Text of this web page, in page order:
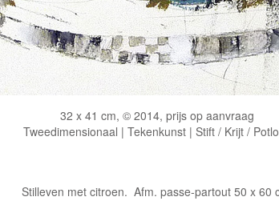
32 x 41 cm, © 2014, prijs op aanvraag
Tweedimensionaal | Tekenkunst | Stift / Krijt /
Stilleven met citroen. Afm. passe-partout 50 x 60